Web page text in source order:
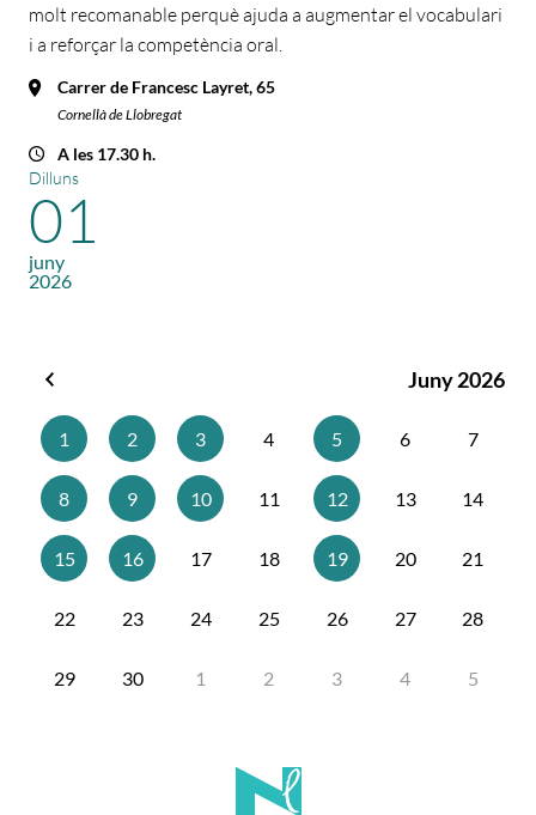
molt recomanable perquè ajuda a augmentar el vocabulari
i a reforçar la competència oral.
Carrer de Francesc Layret, 65
Cornellà de Llobregat
A les 17.30 h.
Dilluns
01
juny
2026
Juny 2026
1 2 3 4 5 6 7
8 9 10 11 12 13 14
15 16 17 18 19 20 21
22 23 24 25 26 27 28
29 30 1 2 3 4 5